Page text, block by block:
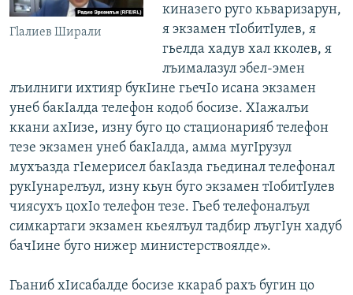
Гlалиев Ширали
киназего руго кьваризарун,
я экзамен тIобитIулев, я
гьелда хадув хал кколев, я
лъималазул эбел-эмен
лъилниги ихтияр букIине гьечIо исана экзамен
унеб бакIалда телефон кодоб босизе. ХIажалъи
ккани ахIизе, изну буго цо стационарияб телефон
тезе экзамен унеб бакIалда, амма мугIрузул
мухъазда гIемерисел бакIазда гьединал телефонал
рукIунарелъул, изну кьун буго экзамен тIобитIулев
чиясухъ цохIо телефон тезе. Гьеб телефоналъул
симкартаги экзамен кьеялъул тадбир лъугIун хадуб
бачIине буго нижер министерствоялде».
Гьаниб хIисабалде босизе ккараб рахъ бугин цо